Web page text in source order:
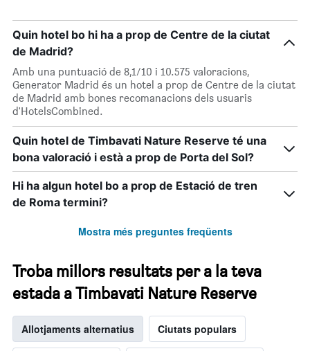
Quin hotel bo hi ha a prop de Centre de la ciutat
de Madrid?
Amb una puntuació de 8,1/10 i 10.575 valoracions,
Generator Madrid és un hotel a prop de Centre de la ciutat
de Madrid amb bones recomanacions dels usuaris
d'HotelsCombined.
Quin hotel de Timbavati Nature Reserve té una
bona valoració i està a prop de Porta del Sol?
Hi ha algun hotel bo a prop de Estació de tren
de Roma termini?
Mostra més preguntes freqüents
Troba millors resultats per a la teva
estada a Timbavati Nature Reserve
Allotjaments alternatius Ciutats populars